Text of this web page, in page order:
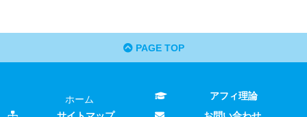
PAGE TOP
ホーム アフィ理論